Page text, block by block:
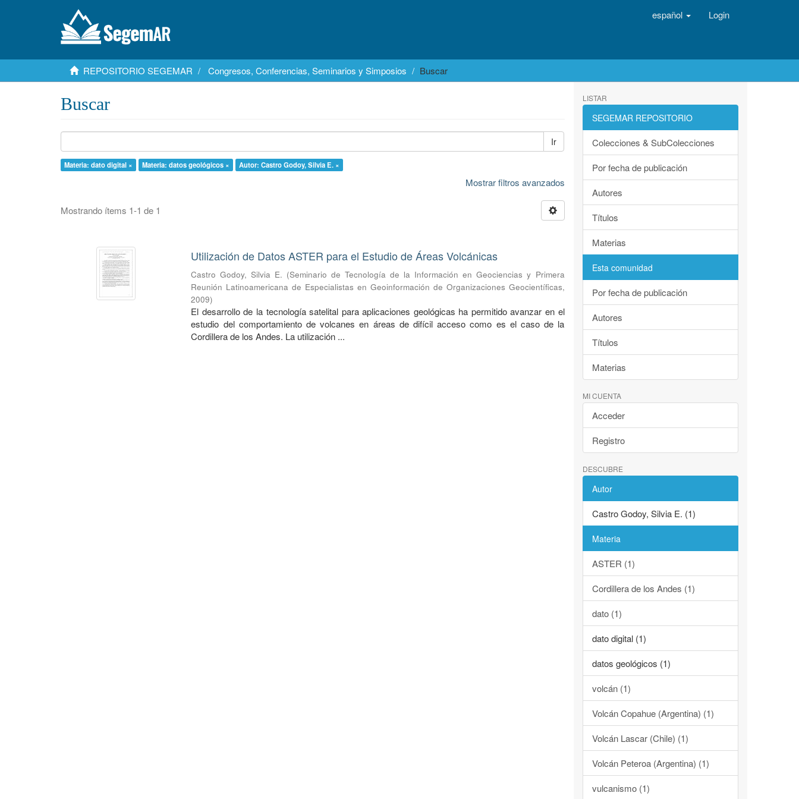
español Login
REPOSITORIO SEGEMAR Congresos, Conferencias, Seminarios y Simposios Buscar
Buscar
Ir
Materia: dato digital × Materia: datos geológicos × Autor: Castro Godoy, Silvia E. ×
Mostrar filtros avanzados
Mostrando ítems 1-1 de 1
Utilización de Datos ASTER para el Estudio de Áreas Volcánicas
Castro Godoy, Silvia E. (Seminario de Tecnología de la Información en Geociencias y Primera
Reunión Latinoamericana de Especialistas en Geoinformación de Organizaciones Geocientíficas,
2009)
El desarrollo de la tecnología satelital para aplicaciones geológicas ha permitido avanzar en el
estudio del comportamiento de volcanes en áreas de difícil acceso como es el caso de la
Cordillera de los Andes. La utilización ...
LISTAR
SEGEMAR REPOSITORIO
Colecciones & SubColecciones
Por fecha de publicación
Autores
Títulos
Materias
Esta comunidad
Por fecha de publicación
Autores
Títulos
Materias
MI CUENTA
Acceder
Registro
DESCUBRE
Autor
Castro Godoy, Silvia E. (1)
Materia
ASTER (1)
Cordillera de los Andes (1)
dato (1)
dato digital (1)
datos geológicos (1)
volcán (1)
Volcán Copahue (Argentina) (1)
Volcán Lascar (Chile) (1)
Volcán Peteroa (Argentina) (1)
vulcanismo (1)